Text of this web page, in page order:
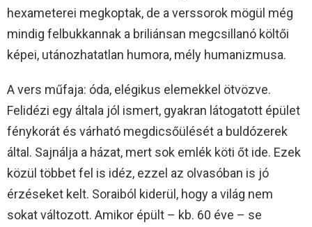
hexameterei megkoptak, de a verssorok mögül még
mindig felbukkannak a briliánsan megcsillanó költői
képei, utánozhatatlan humora, mély humanizmusa.
A vers műfaja: óda, elégikus elemekkel ötvözve.
Felidézi egy általa jól ismert, gyakran látogatott épület
fénykorát és várható megdicsőülését a buldózerek
által. Sajnálja a házat, mert sok emlék köti őt ide. Ezek
közül többet fel is idéz, ezzel az olvasóban is jó
érzéseket kelt. Soraiból kiderül, hogy a világ nem
sokat változott. Amikor épült – kb. 60 éve – se